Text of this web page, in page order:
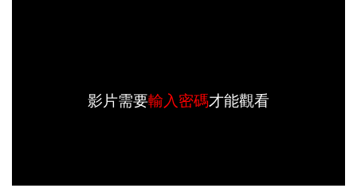
影片需要輸入密碼才能觀看